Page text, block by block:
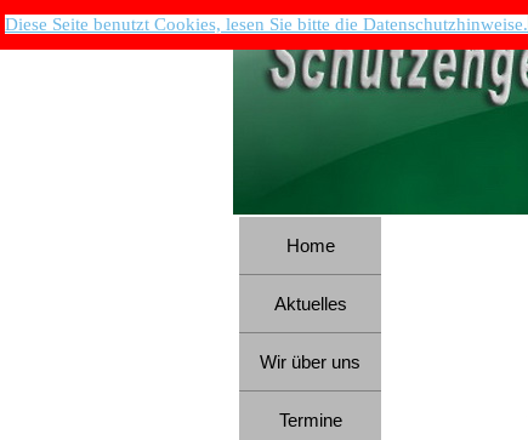
Diese Seite benutzt Cookies, lesen Sie bitte die Datenschutzhinweise.
Home
Aktuelles
Wir über uns
Termine